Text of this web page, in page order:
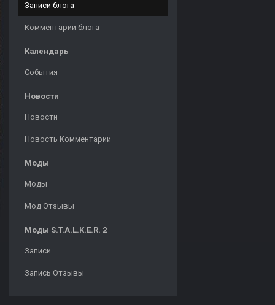
Записи блога
Комментарии блога
Календарь
События
Новости
Новости
Новость Комментарии
Моды
Моды
Мод Отзывы
Моды S.T.A.L.K.E.R. 2
Записи
Запись Отзывы